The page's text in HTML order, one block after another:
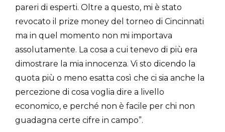
pareri di esperti. Oltre a questo, mi è stato
revocato il prize money del torneo di Cincinnati
ma in quel momento non mi importava
assolutamente. La cosa a cui tenevo di più era
dimostrare la mia innocenza. Vi sto dicendo la
quota più o meno esatta così che ci sia anche la
percezione di cosa voglia dire a livello
economico, e perché non è facile per chi non
guadagna certe cifre in campo”.